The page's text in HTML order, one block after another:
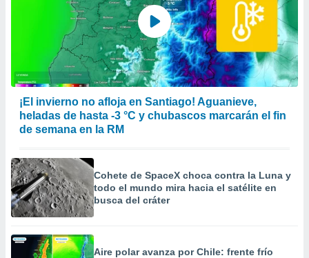
¡El invierno no afloja en Santiago! Aguanieve,
heladas de hasta -3 °C y chubascos marcarán el fin
de semana en la RM
Cohete de SpaceX choca contra la Luna y
todo el mundo mira hacia el satélite en
busca del cráter
Aire polar avanza por Chile: frente frío